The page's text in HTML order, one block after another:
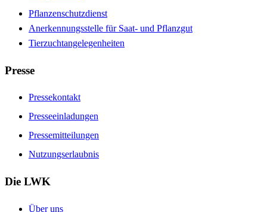
Pflanzenschutzdienst
Anerkennungsstelle für Saat- und Pflanzgut
Tierzuchtangelegenheiten
Presse
Pressekontakt
Presseeinladungen
Pressemitteilungen
Nutzungserlaubnis
Die LWK
Über uns